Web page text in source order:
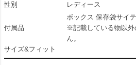
性別
レディース
付属品
ボックス 保存袋サイ
※記載している物以
ん。
サイズ&フィット